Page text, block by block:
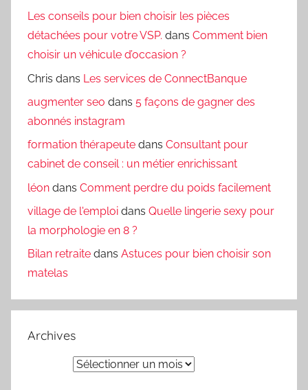
Les conseils pour bien choisir les pièces
détachées pour votre VSP. dans Comment bien
choisir un véhicule d’occasion ?
Chris dans Les services de ConnectBanque
augmenter seo dans 5 façons de gagner des
abonnés instagram
formation thérapeute dans Consultant pour
cabinet de conseil : un métier enrichissant
léon dans Comment perdre du poids facilement
village de l'emploi dans Quelle lingerie sexy pour
la morphologie en 8 ?
Bilan retraite dans Astuces pour bien choisir son
matelas
Archives